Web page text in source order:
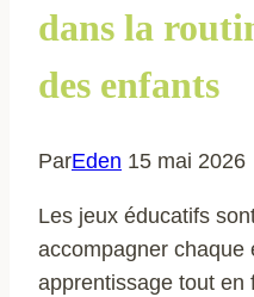
dans la
des enfants
ParEden 15 mai 2026
Les jeux éducatifs
accompagner chaque
apprentissage tout en